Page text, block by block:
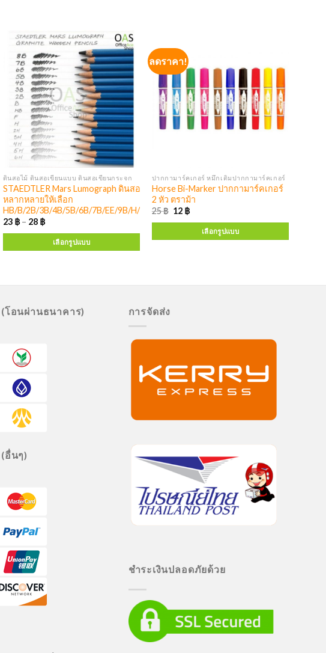
ดินสอไม้ ดินสอเขียนแบบ ดินสอเขียนกระจก
STAEDTLER Mars Lumograph ดินสอเกรด มีความเข้ม
หลากหลายให้เลือก
HB/B/2B/3B/4B/5B/6B/7B/EE/9B/H/2H/3H/5H/7H/8H/9H
23 ฿– 28 ฿
เลือกรูปแบบ
ลดราคา!
ปากกามาร์คเกอร์ หมึกเติมปากกามาร์คเกอร์
Horse Bi-Marker ปากกามาร์คเกอร์
2 หัว ตราม้า
25฿ 12 ฿
เลือกรูปแบบ
(โอนผ่านธนาคาร)
อื่นๆ)
การจัดส่ง
ชำระเงินปลอดภัยด้วย